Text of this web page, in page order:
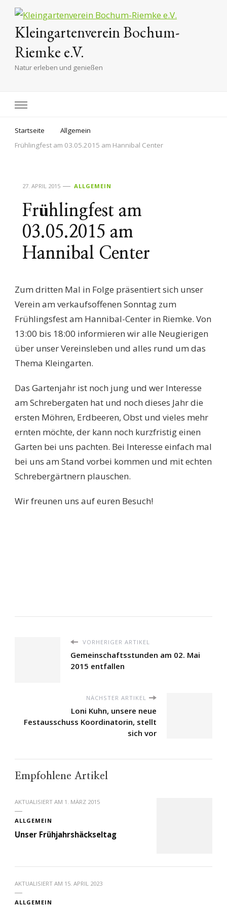
Kleingartenverein Bochum-
Riemke e.V.
Natur erleben und genießen
Startseite
Allgemein
Frühlingfest am 03.05.2015 am Hannibal Center
27. APRIL 2015 ALLGEMEIN
Frühlingfest am
03.05.2015 am
Hannibal Center
Zum dritten Mal in Folge präsentiert sich unser
Verein am verkaufsoffenen Sonntag zum
Frühlingsfest am Hannibal-Center in Riemke. Von
13:00 bis 18:00 informieren wir alle Neugierigen
über unser Vereinsleben und alles rund um das
Thema Kleingarten.
Das Gartenjahr ist noch jung und wer Interesse
am Schrebergaten hat und noch dieses Jahr die
ersten Möhren, Erdbeeren, Obst und vieles mehr
ernten möchte, der kann noch kurzfristig einen
Garten bei uns pachten. Bei Interesse einfach mal
bei uns am Stand vorbei kommen und mit echten
Schrebergärtnern plauschen.
Wir freunen uns auf euren Besuch!
VORHERIGER ARTIKEL
Gemeinschaftsstunden am 02. Mai
2015 entfallen
NÄCHSTER ARTIKEL
Loni Kuhn, unsere neue
Festausschuss Koordinatorin, stellt
sich vor
Empfohlene Artikel
AKTUALISIERT AM 1. MÄRZ 2015
ALLGEMEIN
Unser Frühjahrshäckseltag
AKTUALISIERT AM 15. APRIL 2023
ALLGEMEIN